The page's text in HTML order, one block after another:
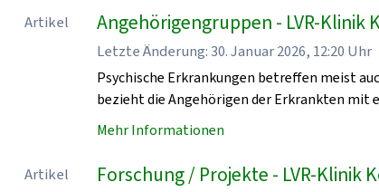
Artikel Angehörigengruppen - LVR-Klinik
Letzte Änderung: 30. Januar 2026, 12:20 Uhr
Psychische Erkrankungen betreffen meist
bezieht die Angehörigen der Erkrankten mit
Mehr Informationen
Artikel Forschung / Projekte - LVR-Klinik